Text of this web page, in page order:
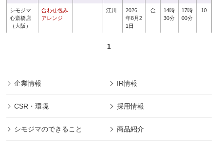
シモジマ
心斎橋店
（大阪）
合わせ包み
アレンジ
江川
2026
年8月2
1日
金
14時
30分
17時
00分
10
1
企業情報 IR情報
CSR・環境 採用情報
シモジマのできること 商品紹介